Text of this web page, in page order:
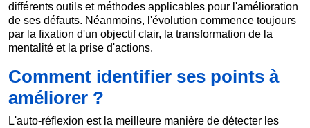
différents outils et méthodes applicables pour l'amélioration
de ses défauts. Néanmoins, l'évolution commence toujours
par la fixation d'un objectif clair, la transformation de la
mentalité et la prise d'actions.
Comment identifier ses points à
améliorer ?
L'auto-réflexion est la meilleure manière de détecter les